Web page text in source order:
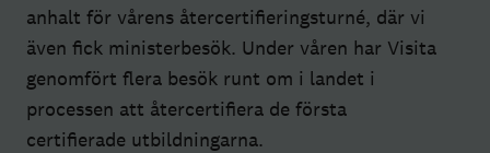
anhalt för vårens återcertifieringsturné, där vi
även fick ministerbesök. Under våren har Visita
genomfört flera besök runt om i landet i
processen att återcertifiera de första
certifierade utbildningarna.